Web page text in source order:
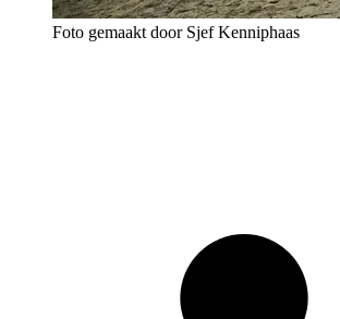
Foto gemaakt door Sjef Kenniphaas